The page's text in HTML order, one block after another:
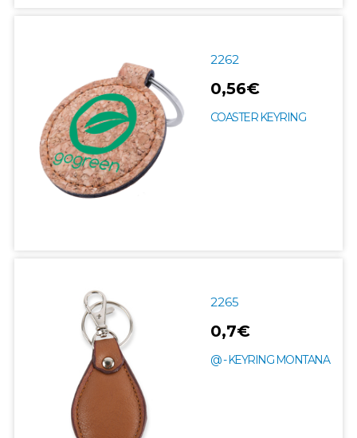
2262
0,56€
COASTER KEYRING
2265
0,7€
@ - KEYRING MONTANA